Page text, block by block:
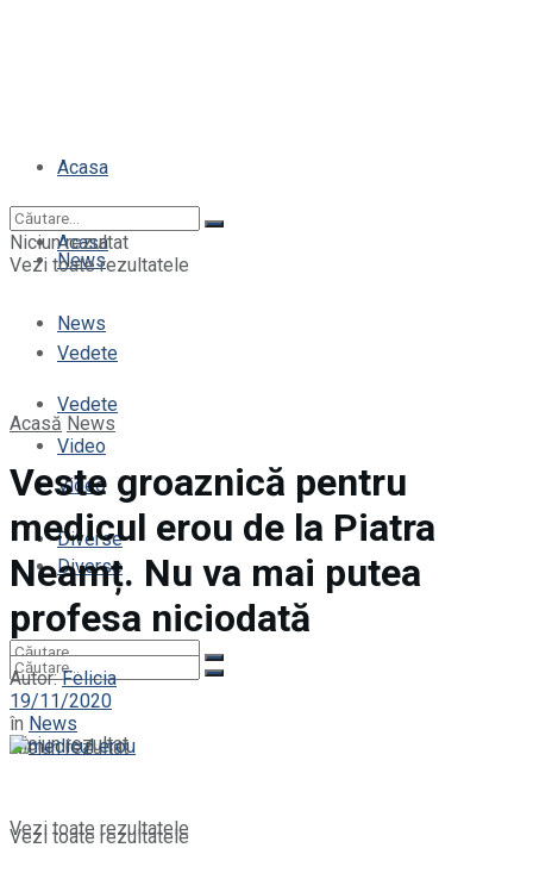
Acasa
News
Vedete
Video
Diverse
Niciun rezultat
Vezi toate rezultatele
Acasa
News
Vedete
Video
Diverse
Niciun rezultat
Vezi toate rezultatele
Niciun rezultat
Vezi toate rezultatele
Acasă News
Veste groaznică pentru
medicul erou de la Piatra
Neamț. Nu va mai putea
profesa niciodată
Autor: Felicia
19/11/2020
în News